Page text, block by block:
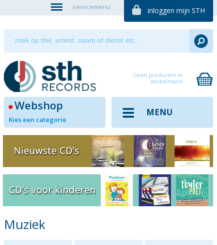
servicemenu inloggen mijn STH
Geen producten in
winkelmand
Webshop
Kies een categorie
MENU
Muziek